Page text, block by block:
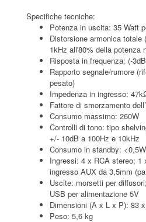
Specifiche tecniche:
Potenza in uscita: 35 Watt
Distorsione armonica totale
1kHz all'80% della potenza
Risposta in frequenza: (-
Rapporto segnale/rumore
pesato)
Impedenza in ingresso:
Fattore di smorzamento
Consumo massimo: 260W
Controlli di tono: tipo
+/- 10dB a 100Hz e 10kHz
Consumo in standby: <0,5W
Ingressi: 4 x RCA stereo; 1
ingresso AUX da 3,5mm
Uscite: morsetti per
USB per alimentazione 5V
Dimensioni (A x L x P): 83
Peso: 5,6 kg